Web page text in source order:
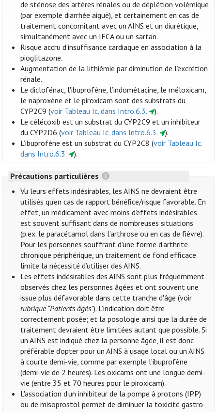
de sténose des artères rénales ou de déplétion volémique
(par exemple diarrhée aiguë), et certainement en cas de
traitement concomitant avec un AINS et un diurétique,
simultanément avec un IECA ou un sartan.
Risque accru d'insuffisance cardiaque en association à la
pioglitazone.
Augmentation de la lithiémie par diminution de l’excrétion
rénale.
Le diclofénac, l'ibuprofène, l’indométacine, le méloxicam,
le naproxène et le piroxicam sont des substrats du
CYP2C9 (voir Tableau Ic. dans Intro.6.3.
).
Le célécoxib est un substrat du CYP2C9 et un inhibiteur
du CYP2D6 (voir Tableau Ic. dans Intro.6.3.
).
L’ibuprofène est un substrat du CYP2C8 (voir Tableau Ic.
dans Intro.6.3.
).
Précautions particulières
Vu leurs effets indésirables, les AINS ne devraient être
utilisés qu’en cas de rapport bénéfice/risque favorable. En
effet, un médicament avec moins d’effets indésirables
est souvent suffisant dans de nombreuses situations
(p.ex. le paracétamol dans l’arthrose ou en cas de fièvre).
Pour les personnes souffrant d’une forme d’arthrite
chronique périphérique, un traitement de fond efficace
limite la nécessité d’utiliser des AINS.
Les effets indésirables des AINS sont plus fréquemment
observés chez les personnes âgées et ont souvent une
issue plus défavorable dans cette tranche d'âge (voir
rubrique “Patients âgés”). L’indication doit être
correctement posée; et la posologie ainsi que la durée de
traitement devraient être limitées autant que possible. Si
un AINS est indiqué chez la personne âgée, il est donc
préférable d’opter pour un AINS à usage local ou un AINS
à courte demi-vie, comme par exemple l’ibuprofène
(demi-vie de 2 heures). Les oxicams ont une longue demi-
vie (entre 35 et 70 heures pour le piroxicam).
L'association d’un inhibiteur de la pompe à protons (IPP)
ou de misoprostol permet de diminuer la toxicité gastro-